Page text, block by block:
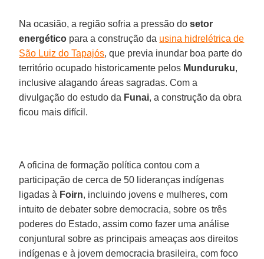
Na ocasião, a região sofria a pressão dosetor
energético para a construção da usina hidrelétrica de
São Luiz do Tapajós, que previa inundar boa parte do
território ocupado historicamente pelos Munduruku,
inclusive alagando áreas sagradas. Com a
divulgação do estudo da Funai, a construção da obra
ficou mais difícil.
A oficina de formação política contou com a
participação de cerca de 50 lideranças indígenas
ligadas à Foirn, incluindo jovens e mulheres, com
intuito de debater sobre democracia, sobre os três
poderes do Estado, assim como fazer uma análise
conjuntural sobre as principais ameaças aos direitos
indígenas e à jovem democracia brasileira, com foco